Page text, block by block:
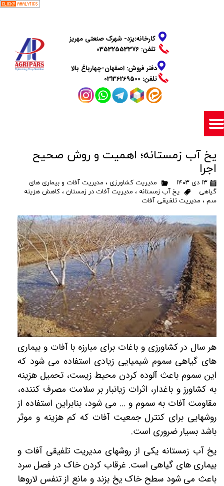
دفتر فروش: اصفهان-چهارباغ بالا
​​​​​​​تلفن: 03136269500
​​​​​​​کارخانه:یزد- شهرک صنعتی مهریز
تلفن: 03532553376
یخ آب زمستانه؛ اهمیت و روش صحیح
اجرا
۱۳ دی ۱۴۰۳ مدیریت کشاورزی ، مدیریت آفات و بیماری های
گیاهی
یخ آب زمستانه ، مدیریت آفات در زمستان ، کاهش هزینه
سم ، مدیریت تلفیقی آفات
هر سال در کشاورزی و باغات برای مبارزه با آفات و بیماری
های گیاهی سموم شیمیایی زیادی استفاده می شود که
این سموم باعث آلوده کردن محیط زیست، تحمیل هزینه
به کشاورز و باغدار، اثرات زیانبار بر سلامت مصرف کننده،
مقاومت آفات به سموم و ... می شود، بنابراین استفاده از
روشهایی برای کنترل جمعیت آفات که کم هزینه و موثر
باشد بسیار ضروری است.
یخ آب زمستانه یکی از روشهای مدیریت تلفیقی آفات و
بیماری های گیاهی است. غرقاب کردن خاک در فصل سرد
باعث می شود سطح خاک یخ بزند و مانع از تنفس لاروها